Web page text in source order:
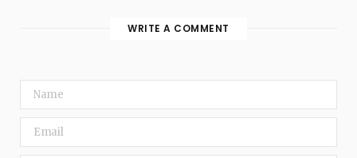
WRITE A COMMENT